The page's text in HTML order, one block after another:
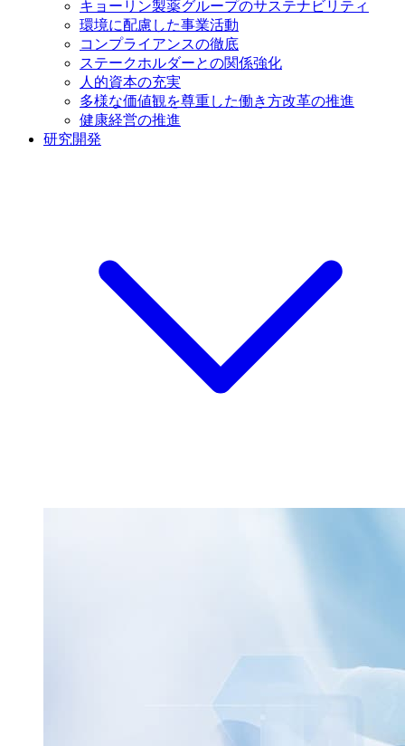
キョーリン製薬グループのサステナビリティ
環境に配慮した事業活動
コンプライアンスの徹底
ステークホルダーとの関係強化
人的資本の充実
多様な価値観を尊重した働き方改革の推進
健康経営の推進
研究開発